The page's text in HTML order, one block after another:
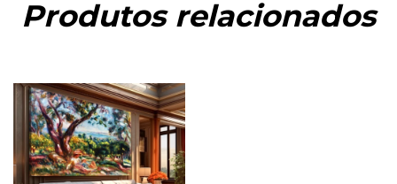
Produtos relacionados